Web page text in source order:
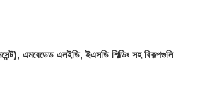
এমবেডেড এলইডি, ইএসডি শিল্ডিং সহ বিকল্পগুলি